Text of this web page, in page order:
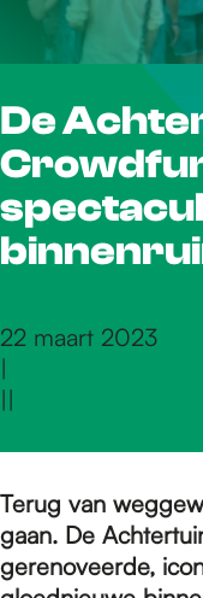
De
22 maart 2023
|
||
Terug van
gaan. De
gerenoveerde,